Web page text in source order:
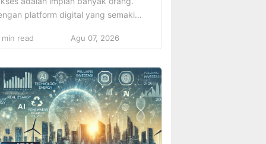
platform digital yang semakin
untuk berbagi
audiens yang lebih luas.
untuk benar-benar jadi travel
terkenal dan sukses, Anda
lebih dari sekadar hasrat
bepergian. Anda membutuhkan
yang jelas, konsistensi, dan
min read Agu 07, 2026